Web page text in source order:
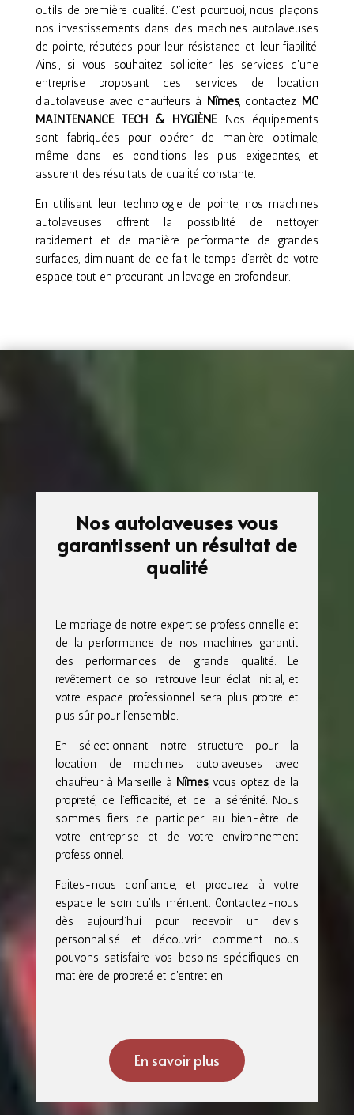
outils de première qualité. C’est pourquoi, nous plaçons
nos investissements dans des machines autolaveuses
de pointe, réputées pour leur résistance et leur fiabilité.
Ainsi, si vous souhaitez solliciter les services d’une
entreprise proposant des services de location
d’autolaveuse avec chauffeurs à Nîmes, contactez MC
MAINTENANCE TECH & HYGIÈNE. Nos équipements
sont fabriquées pour opérer de manière optimale,
même dans les conditions les plus exigeantes, et
assurent des résultats de qualité constante.
En utilisant leur technologie de pointe, nos machines
autolaveuses offrent la possibilité de nettoyer
rapidement et de manière performante de grandes
surfaces, diminuant de ce fait le temps d’arrêt de votre
espace, tout en procurant un lavage en profondeur.
Nos autolaveuses vous
garantissent un résultat de
qualité
Le mariage de notre expertise professionnelle et
de la performance de nos machines garantit
des performances de grande qualité. Le
revêtement de sol retrouve leur éclat initial, et
votre espace professionnel sera plus propre et
plus sûr pour l’ensemble.
En sélectionnant notre structure pour la
location de machines autolaveuses avec
chauffeur à Marseille à Nîmes, vous optez de la
propreté, de l’efficacité, et de la sérénité. Nous
sommes fiers de participer au bien-être de
votre entreprise et de votre environnement
professionnel.
Faites-nous confiance, et procurez à votre
espace le soin qu’ils méritent. Contactez-nous
dès aujourd’hui pour recevoir un devis
personnalisé et découvrir comment nous
pouvons satisfaire vos besoins spécifiques en
matière de propreté et d’entretien.
En savoir plus